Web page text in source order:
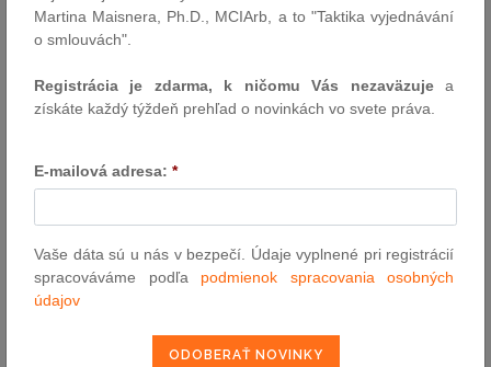
Sťažovatelia sa obrátili na ESĽP a na základe článkov 3, 8, 13 a
sťažovali, že polícia zle zaobchádzala s prvou a druhou
sťažovateľkou a s manželkou tretieho sťažovateľa, že toto zlé
že v tomto ohľade nemali účinný prostriedok nápravy.
potvrdzuje obsah spisu a výsledky vnútroštátneho vyšetrovania.
Uviedol, že tento prípad je potrebné odlíšiť od prípadov týkajúcich
sa policajných operácií klasifikovaných ako „akcia 100“. V tomto
prípade políciu privolali priamo členovia komunity, aby riešila
eskalujúci násilný konflikt, a tým chránila životy a zdravie. Podľa
Martina Maisnera, Ph.D., MCIArb, a to "Taktika vyjednávání
o smlouvách".
Registrácia je zdarma, k ničomu Vás nezaväzujea
získáte každý týždeň prehľad o novinkách vo svete práva.
E-mailová adresa: *
Vaše dáta sú u nás v bezpečí. Údaje vyplnené pri registrácií
spracováváme podľa podmienok spracovania osobných
údajov